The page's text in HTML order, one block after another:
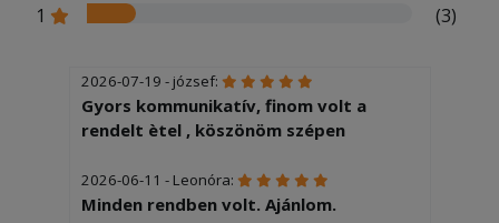
1
(3)
2026-07-19 - józsef:
Gyors kommunikatív, finom volt a
rendelt ètel , köszönöm szépen
2026-06-11 - Leonóra:
Minden rendben volt. Ajánlom.